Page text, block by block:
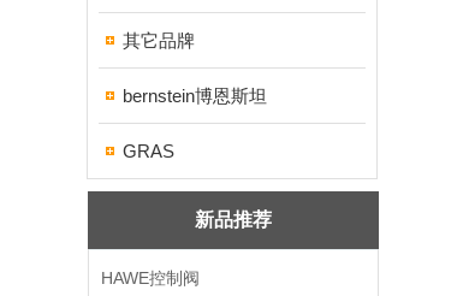
其它品牌
bernstein博恩斯坦
GRAS
新品推荐
HAWE控制阀